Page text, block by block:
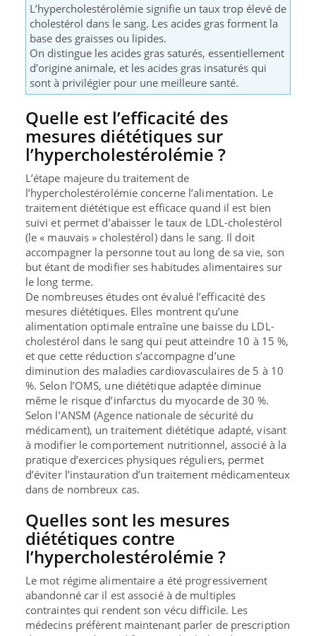
L’hypercholestérolémie signifie un taux trop élevé de
cholestérol dans le sang. Les acides gras forment la
base des graisses ou lipides.
On distingue les acides gras saturés, essentiellement
d’origine animale, et les acides gras insaturés qui
sont à privilégier pour une meilleure santé.
Quelle est l’efficacité des
mesures diététiques sur
l’hypercholestérolémie ?
L’étape majeure du traitement de
l’hypercholestérolémie concerne l’alimentation. Le
traitement diététique est efficace quand il est bien
suivi et permet d’abaisser le taux de LDL-cholestérol
(le « mauvais » cholestérol) dans le sang. Il doit
accompagner la personne tout au long de sa vie, son
but étant de modifier ses habitudes alimentaires sur
le long terme.
De nombreuses études ont évalué l’efficacité des
mesures diététiques. Elles montrent qu’une
alimentation optimale entraîne une baisse du LDL-
cholestérol dans le sang qui peut atteindre 10 à 15 %,
et que cette réduction s’accompagne d’une
diminution des maladies cardiovasculaires de 5 à 10
%. Selon l’OMS, une diététique adaptée diminue
même le risque d’infarctus du myocarde de 30 %.
Selon l’ANSM (Agence nationale de sécurité du
médicament), un traitement diététique adapté, visant
à modifier le comportement nutritionnel, associé à la
pratique d’exercices physiques réguliers, permet
d’éviter l’instauration d’un traitement médicamenteux
dans de nombreux cas.
Quelles sont les mesures
diététiques contre
l’hypercholestérolémie ?
Le mot régime alimentaire a été progressivement
abandonné car il est associé à de multiples
contraintes qui rendent son vécu difficile. Les
médecins préfèrent maintenant parler de prescription